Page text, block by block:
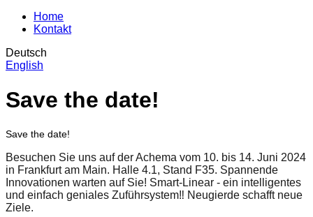
Home
Kontakt
Deutsch
English
Save the date!
Save the date!
Besuchen Sie uns auf der Achema vom 10. bis 14. Juni 2024
in Frankfurt am Main. Halle 4.1, Stand F35. Spannende
Innovationen warten auf Sie! Smart-Linear - ein intelligentes
und einfach geniales Zuführsystem‼ Neugierde schafft neue
Ziele.